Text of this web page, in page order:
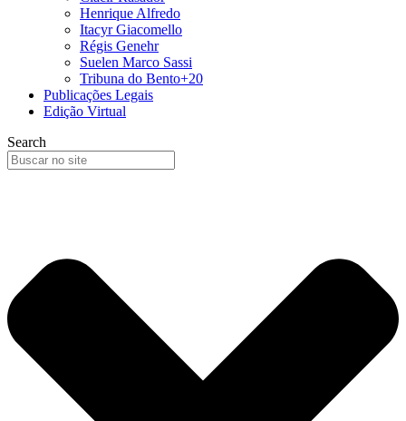
Henrique Alfredo
Itacyr Giacomello
Régis Genehr
Suelen Marco Sassi
Tribuna do Bento+20
Publicações Legais
Edição Virtual
Search